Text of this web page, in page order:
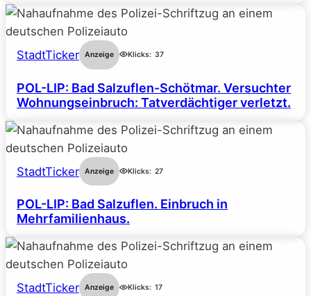
StadtTicker Anzeige Klicks: 37
POL-LIP: Bad Salzuflen-Schötmar. Versuchter
Wohnungseinbruch: Tatverdächtiger verletzt.
StadtTicker Anzeige Klicks: 27
POL-LIP: Bad Salzuflen. Einbruch in
Mehrfamilienhaus.
StadtTicker Anzeige Klicks: 17